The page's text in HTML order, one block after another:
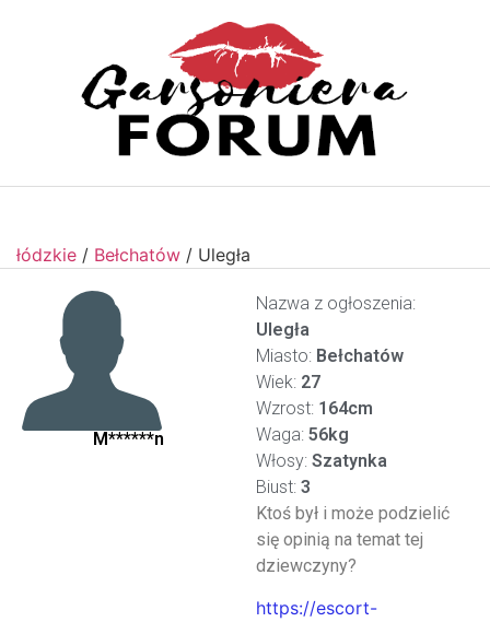
łódzkie / Bełchatów / Uległa
M******n
Nazwa z ogłoszenia:
Uległa
Miasto: Bełchatów
Wiek: 27
Wzrost: 164cm
Waga: 56kg
Włosy: Szatynka
Biust: 3
Ktoś był i może podzielić
się opinią na temat tej
dziewczyny?
https://escort-